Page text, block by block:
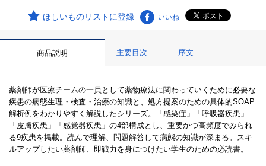
ほしいものリストに登録 いいね
商品説明 主要目次 序文
薬剤師が医療チームの一員として薬物療法に関わっていくために必要な
疾患の病態生理・検査・治療の知識と、処方提案のための具体的SOAP
解析例をわかりやすく解説したシリーズ。「感染症」「呼吸器疾患」
「皮膚疾患」「感覚器疾患」の4部構成とし、重要かつ高頻度でみられ
る9疾患を掲載。読んで理解、問題解答して病態の知識が深まる。スキ
ルアップしたい薬剤師、即戦力を身につけたい学生のための必読書。